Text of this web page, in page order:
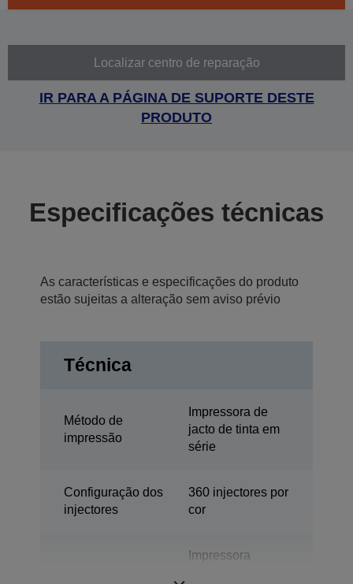
Localizar centro de reparação
IR PARA A PÁGINA DE SUPORTE DESTE
PRODUTO
Especificações técnicas
As características e especificações do produto
estão sujeitas a alteração sem aviso prévio
Técnica
Método de
impressão
Impressora de
jacto de tinta em
série
Configuração dos
injectores
360 injectores por
cor
Impressora